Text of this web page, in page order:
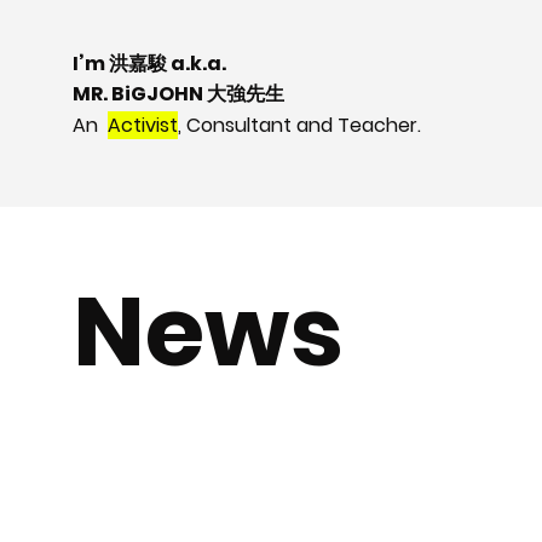
I’m 洪嘉駿 a.k.a.
MR. BiGJOHN 大強先生
An Activist, Consultant and Teacher.
News